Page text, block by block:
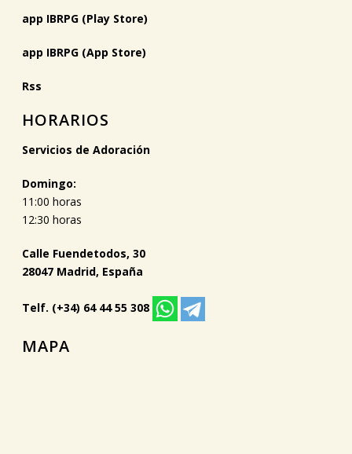
app IBRPG (Play Store)
app IBRPG (App Store)
Rss
HORARIOS
Servicios de Adoración
Domingo:
11:00 horas
12:30 horas
Calle Fuendetodos, 30
28047 Madrid, España
Telf. (+34) 64 44 55 308
MAPA